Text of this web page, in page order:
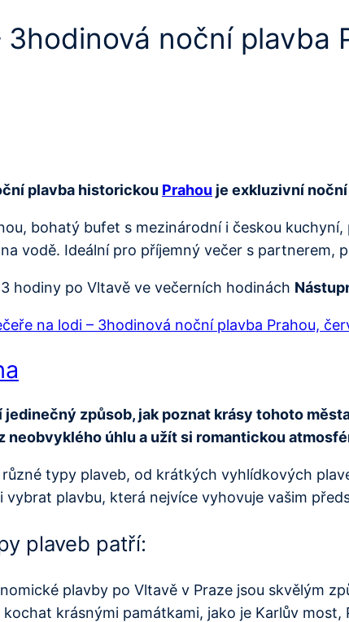
3hodinová noční plavba
plavba historickou Prahou je exkluzivní
bohatý bufet s mezinárodní i českou
vodě. Ideální pro příjemný večer s partnerem,
3 hodiny po Vltavě ve večerních hodinách
na lodi – 3hodinová noční plavba Prahou,
jedinečný způsob, jak poznat krásy tohoto
neobvyklého úhlu a užít si romantickou
typy plaveb, od krátkých vyhlídkových
vybrat plavbu, která nejvíce vyhovuje vašim
plaveb patří:
plavby po Vltavě v Praze jsou skvělým
krásnými památkami, jako je Karlův